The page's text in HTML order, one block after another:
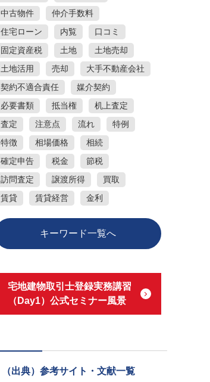
中古物件
仲介手数料
住宅ローン
内覧
口コミ
固定資産税
土地
土地売却
土地活用
売却
大手不動産会社
契約不適合責任
媒介契約
必要書類
抵当権
机上査定
査定
注意点 流れ
特例
特徴
相場価格
相続
確定申告
税金
節税
訪問査定
譲渡所得
買取
賃貸
賃貸経営 金利
キーワード一覧へ
宅地建物取引士登録実務講習
（Day1）公式セミナー風景
（出典）参考サイト・文献一覧